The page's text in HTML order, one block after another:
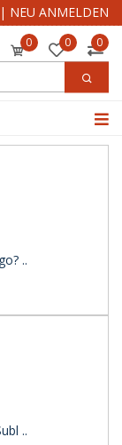
| NEU ANMELDEN
0 0 0
..
..